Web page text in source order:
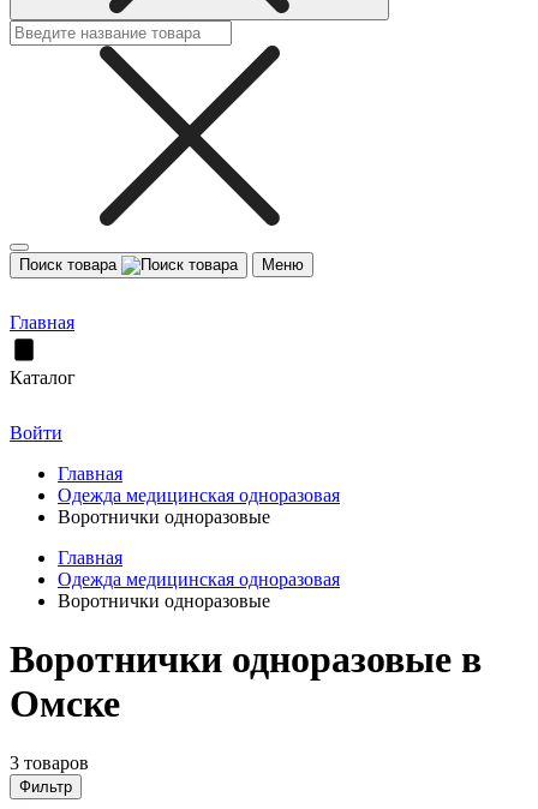
Поиск товара Меню
Главная
Каталог
Войти
Главная
Одежда медицинская одноразовая
Воротнички одноразовые
Главная
Одежда медицинская одноразовая
Воротнички одноразовые
Воротнички одноразовые в
Омске
3 товаров
Фильтр